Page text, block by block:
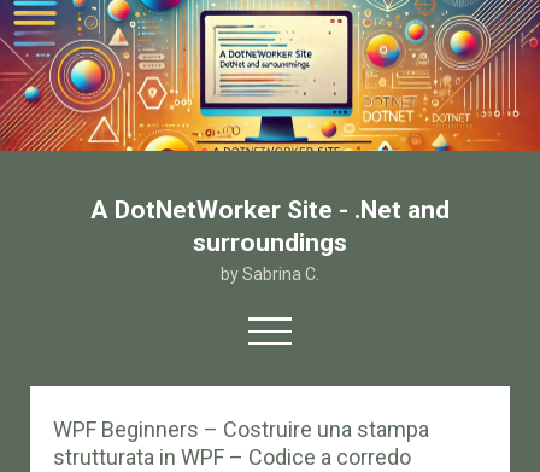
A DotNetWorker Site - .Net and
surroundings
by Sabrina C.
open
menu
twitterfacebook
email-form
Home
WPF Beginners – Costruire una stampa
strutturata in WPF – Codice a corredo